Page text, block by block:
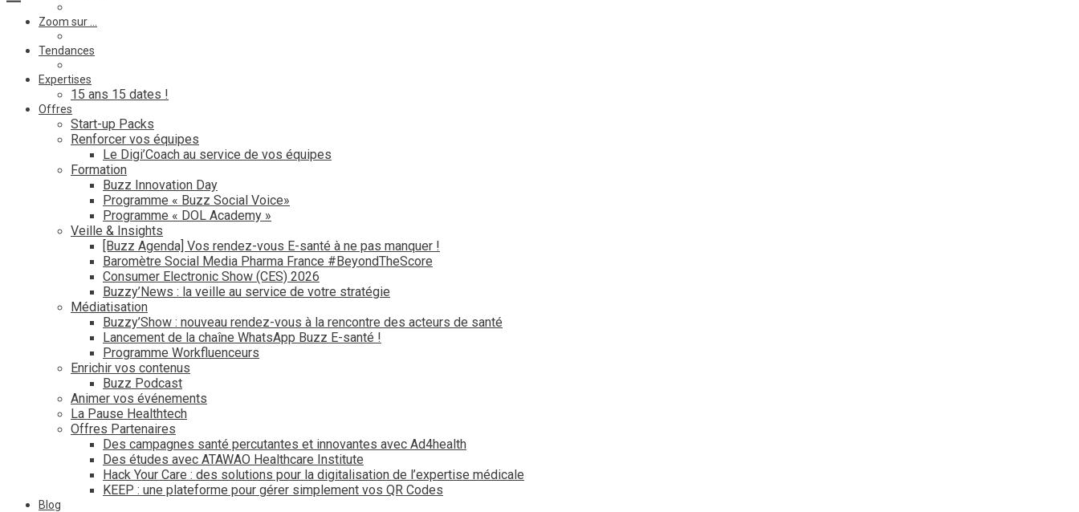
Zoom sur …
Tendances
Expertises
15 ans 15 dates !
Offres
Start-up Packs
Renforcer vos équipes
Le Digi’Coach au service de vos équipes
Formation
Buzz Innovation Day
Programme « Buzz Social Voice»
Programme « DOL Academy »
Veille & Insights
[Buzz Agenda] Vos rendez-vous E-santé à ne pas manquer !
Baromètre Social Media Pharma France #BeyondTheScore
Consumer Electronic Show (CES) 2026
Buzzy’News : la veille au service de votre stratégie
Médiatisation
Buzzy’Show : nouveau rendez-vous à la rencontre des acteurs de santé
Lancement de la chaîne WhatsApp Buzz E-santé !
Programme Workfluenceurs
Enrichir vos contenus
Buzz Podcast
Animer vos événements
La Pause Healthtech
Offres Partenaires
Des campagnes santé percutantes et innovantes avec Ad4health
Des études avec ATAWAO Healthcare Institute
Hack Your Care : des solutions pour la digitalisation de l’expertise médicale
KEEP : une plateforme pour gérer simplement vos QR Codes
Blog